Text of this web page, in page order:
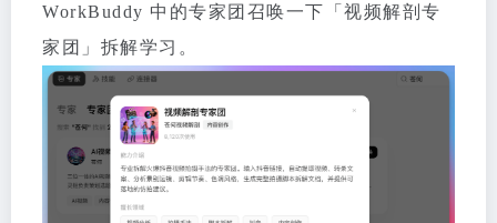
WorkBuddy 中的专家团召唤一下「视频解剖专
家团」拆解学习。